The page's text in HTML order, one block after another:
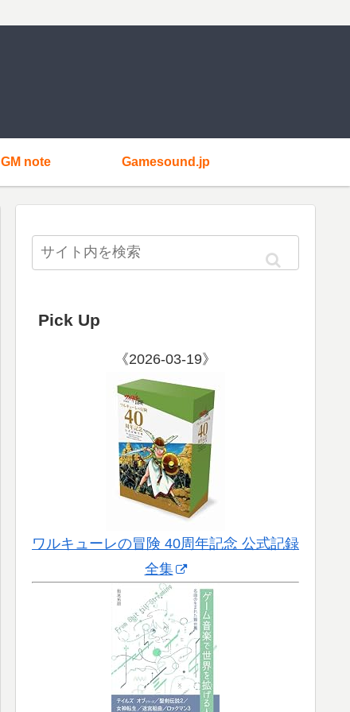
GM note Gamesound.jp
Pick Up
《2026-03-19》
ワルキューレの冒険 40周年記念 公式記録
全集